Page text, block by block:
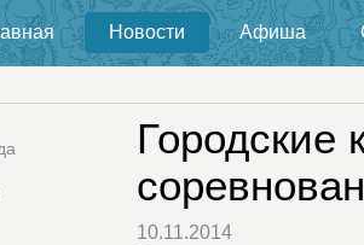
Новости Афиша
Городские
10.11.2014